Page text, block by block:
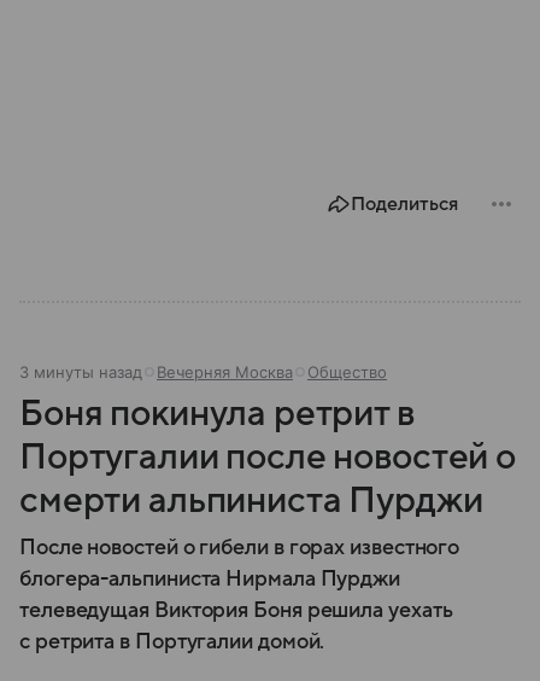
Поделиться
3 минуты назад Вечерняя Москва Общество
Боня покинула ретрит в
Португалии после новостей о
смерти альпиниста Пурджи
После новостей о гибели в горах известного
блогера-альпиниста Нирмала Пурджи
телеведущая Виктория Боня решила уехать
с ретрита в Португалии домой.